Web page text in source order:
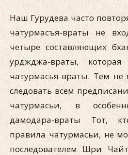
Наш Гурудева часто
чатурмасъя-враты не
четыре составляющих
урджджа-враты, которая
чатурмасья-враты. Тем
следовать всем
чатурмасьи, в
дамодара-враты Тот,
правила чатурмасьи, не
последователем Шри